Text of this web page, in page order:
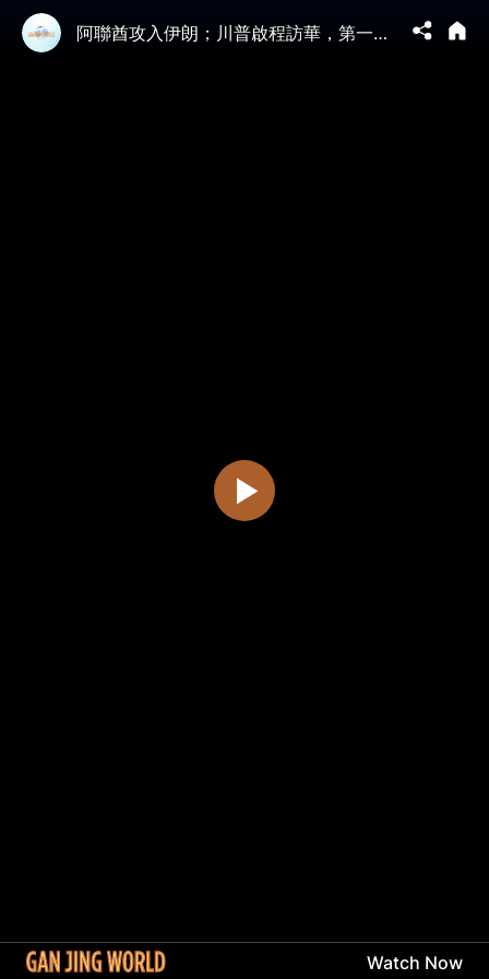
阿聯酋攻入伊朗；川普啟程訪華，第一夫人意外缺席；“老虎小組”先聲奪人，國會媒體連環施壓(天亮論政第1982集 20260512)
Watch Now